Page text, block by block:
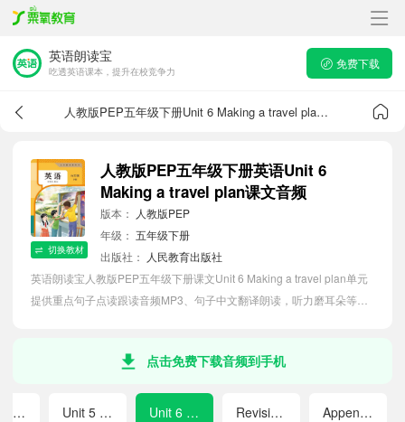
英语朗读宝
吃透英语课本，提升在校竞争力
免费下载
人教版PEP五年级下册Unit 6 Making a travel plan课文音频
切换教材
人教版PEP五年级下册英语Unit 6
Making a travel plan课文音频
版本：
人教版PEP
年级： 五年级下册
出版社：
人民教育出版社
英语朗读宝人教版PEP五年级下册课文Unit 6 Making a travel plan单元
提供重点句子点读跟读音频MP3、句子中文翻译朗读，听力磨耳朵等功
点击免费下载音频到手机
Unit 4 My hometown Unit 5 Travelling around Unit 6 Making a travel plan Revision Travelling in China Appendix 1 Songs